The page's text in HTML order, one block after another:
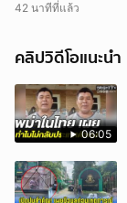
42 นาทีที่แล้ว
คลิปวิดีโอแนะนำ
06:05